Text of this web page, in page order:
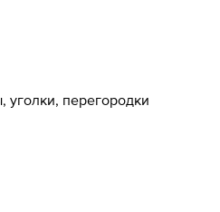
перегородки